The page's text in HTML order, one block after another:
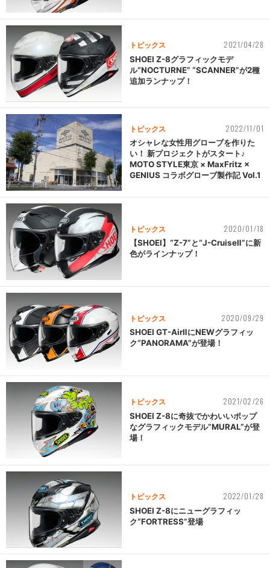
トピックス 2021/04/28
SHOEI Z-8グラフィックモデ
ル“NOCTURNE” “SCANNER”が2種
追加ランナップ！
トピックス 2022/11/01
オシャレな女性用グローブを作りた
い！ 新プロジェクトがスタート♪
MOTO STYLE東京 × MaxFritz ×
GENIUS コラボグローブ製作記 Vol.1
トピックス 2020/01/18
【SHOEI】“Z-7”と“J-CruiseⅡ”に新
色がラインナップ！
トピックス 2020/09/29
SHOEI GT-AirⅡにNEWグラフィッ
ク“PANORAMA”が登場！
トピックス 2021/02/26
SHOEI Z-8に奇抜でかわいいポップ
なグラフィックモデル“MURAL”が登
場！
トピックス 2022/01/28
SHOEI Z-8にニューグラフィッ
ク“FORTRESS”登場